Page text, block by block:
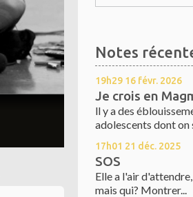
Notes
19h29 16 févr. 2026
Je crois en
ll y a des
adolescents dont on
17h01 21 déc. 2025
SOS
Elle a l'air
mais qui? Montrer...